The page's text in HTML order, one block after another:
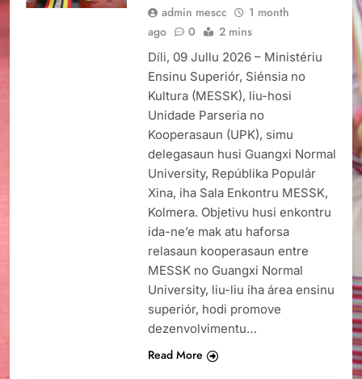
admin mescc
1 month
ago
0 2 mins
Díli, 09 Jullu 2026 – Ministériu
Ensinu Superiór, Siénsia no
Kultura (MESSK), liu-hosi
Unidade Parseria no
Kooperasaun (UPK), simu
delegasaun husi Guangxi Normal
University, Repúblika Populár
Xina, iha Sala Enkontru MESSK,
Kolmera. Objetivu husi enkontru
ida-ne’e mak atu haforsa
relasaun kooperasaun entre
MESSK no Guangxi Normal
University, liu-liu iha área ensinu
superiór, hodi promove
dezenvolvimentu…
Read More